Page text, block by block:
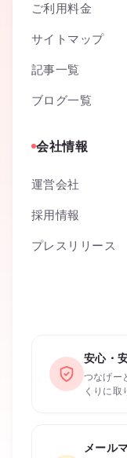
ご利用料金
サイトマップ
記事一覧
ブログ一覧
会社情報
運営会社
採用情報
プレスリリース
安心・
つなげー
くりに取
メール